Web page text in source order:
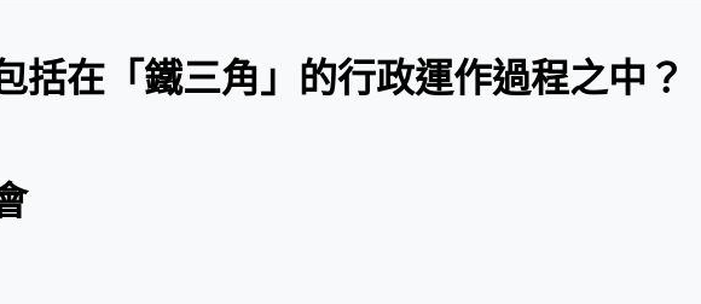
括在「鐵三角」的行政運作過程之中？